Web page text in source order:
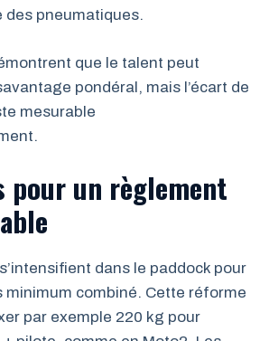
des pneumatiques.
que le talent peut
pondéral, mais l’écart de
mesurable
pour un règlement
dans le paddock pour
minimum combiné. Cette réforme
par exemple 220 kg pour